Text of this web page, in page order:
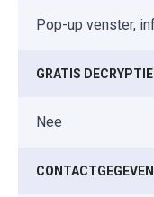
Pop-up venster,
GRATIS
Nee